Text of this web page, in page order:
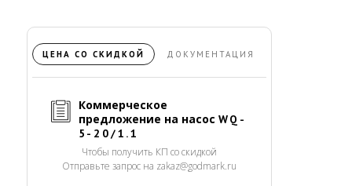
ЦЕНА СО СКИДКОЙ ДОКУМЕНТАЦИЯ
Коммерческое
предложение на насос WQ-
5-20/1.1
Чтобы получить КП со скидкой
Отправьте запрос на zakaz@godmark.ru